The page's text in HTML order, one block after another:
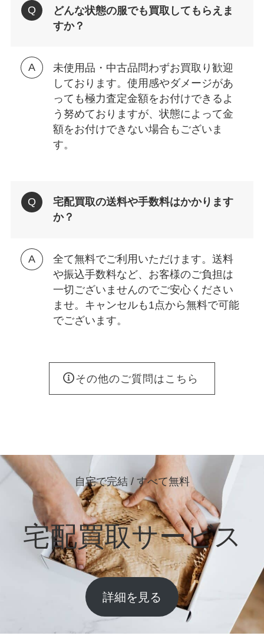
どんな状態の服でも買取してもらえま
すか？
未使用品・中古品問わずお買取り歓迎
しております。使用感やダメージがあ
っても極力査定金額をお付けできるよ
う努めておりますが、状態によって金
額をお付けできない場合もございま
す。
宅配買取の送料や手数料はかかります
か？
全て無料でご利用いただけます。送料
や振込手数料など、お客様のご負担は
一切ございませんのでご安心ください
ませ。キャンセルも1点から無料で可能
でございます。
その他のご質問はこちら
自宅で完結 / すべて無料
宅配買取サービス
詳細を見る